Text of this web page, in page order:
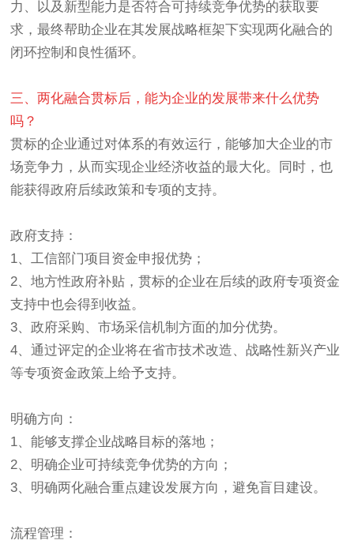
力、以及新型能力是否符合可持续竞争优势的获取要
求，最终帮助企业在其发展战略框架下实现两化融合的
闭环控制和良性循环。
三、两化融合贯标后，能为企业的发展带来什么优势
吗？
贯标的企业通过对体系的有效运行，能够加大企业的市
场竞争力，从而实现企业经济收益的最大化。同时，也
能获得政府后续政策和专项的支持。
政府支持：
1、工信部门项目资金申报优势；
2、地方性政府补贴，贯标的企业在后续的政府专项资金
支持中也会得到收益。
3、政府采购、市场采信机制方面的加分优势。
4、通过评定的企业将在省市技术改造、战略性新兴产业
等专项资金政策上给予支持。
明确方向：
1、能够支撑企业战略目标的落地；
2、明确企业可持续竞争优势的方向；
3、明确两化融合重点建设发展方向，避免盲目建设。
流程管理：